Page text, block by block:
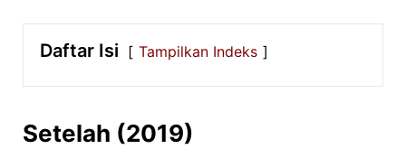
Daftar Isi Tampilkan Indeks
Setelah (2019)